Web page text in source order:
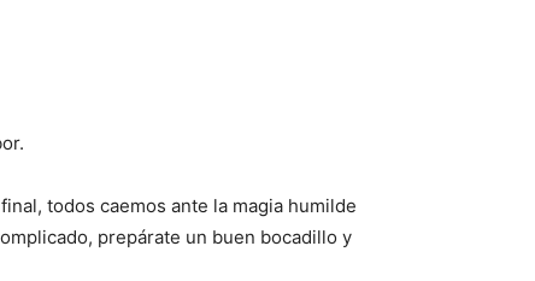
final, todos caemos ante la magia humilde
prepárate un buen bocadillo y